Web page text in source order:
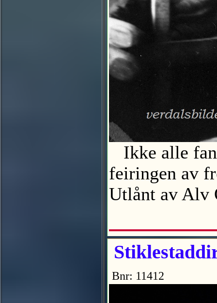
Ikke alle
feiringen av
Utlånt av
Bnr: 11412